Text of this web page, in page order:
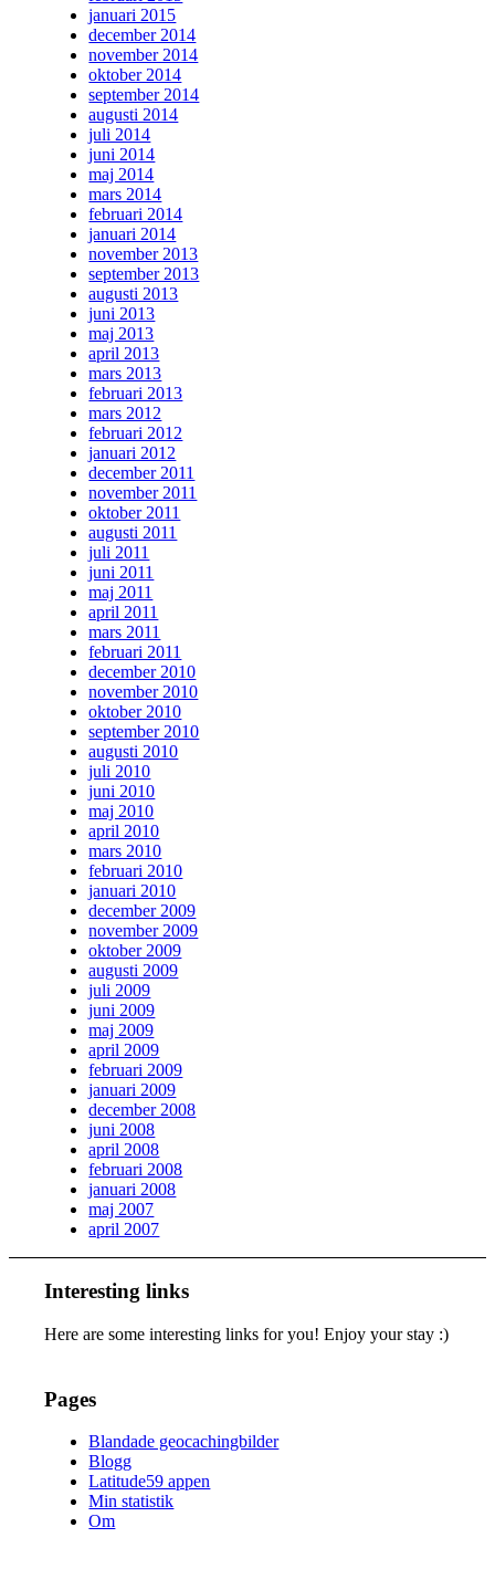
januari 2015
december 2014
november 2014
oktober 2014
september 2014
augusti 2014
juli 2014
juni 2014
maj 2014
mars 2014
februari 2014
januari 2014
november 2013
september 2013
augusti 2013
juni 2013
maj 2013
april 2013
mars 2013
februari 2013
mars 2012
februari 2012
januari 2012
december 2011
november 2011
oktober 2011
augusti 2011
juli 2011
juni 2011
maj 2011
april 2011
mars 2011
februari 2011
december 2010
november 2010
oktober 2010
september 2010
augusti 2010
juli 2010
juni 2010
maj 2010
april 2010
mars 2010
februari 2010
januari 2010
december 2009
november 2009
oktober 2009
augusti 2009
juli 2009
juni 2009
maj 2009
april 2009
februari 2009
januari 2009
december 2008
juni 2008
april 2008
februari 2008
januari 2008
maj 2007
april 2007
Interesting links
Here are some interesting links for you! Enjoy your stay :)
Pages
Blandade geocachingbilder
Blogg
Latitude59 appen
Min statistik
Om